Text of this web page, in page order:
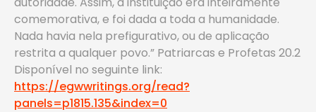
comemorativa, e foi dada a toda a humanidade.
Nada havia nela prefigurativo, ou de aplicação
restrita a qualquer povo.” Patriarcas e Profetas 20.2
Disponível no seguinte link:
https://egwwritings.org/read?
panels=p1815.135&index=0